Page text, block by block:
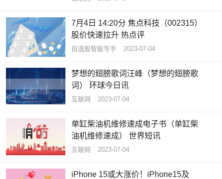
7月4日 14:20分 焦点科技（002315）
股价快速拉升 热点评
自选股智能写手 2023-07-04
梦想的翅膀歌词汪峰（梦想的翅膀歌
词） 环球今日讯
互联网 2023-07-04
单缸柴油机维修速成电子书（单缸柴
油机维修速成） 世界短讯
互联网 2023-07-04
iPhone 15或大涨价！iPhone15及